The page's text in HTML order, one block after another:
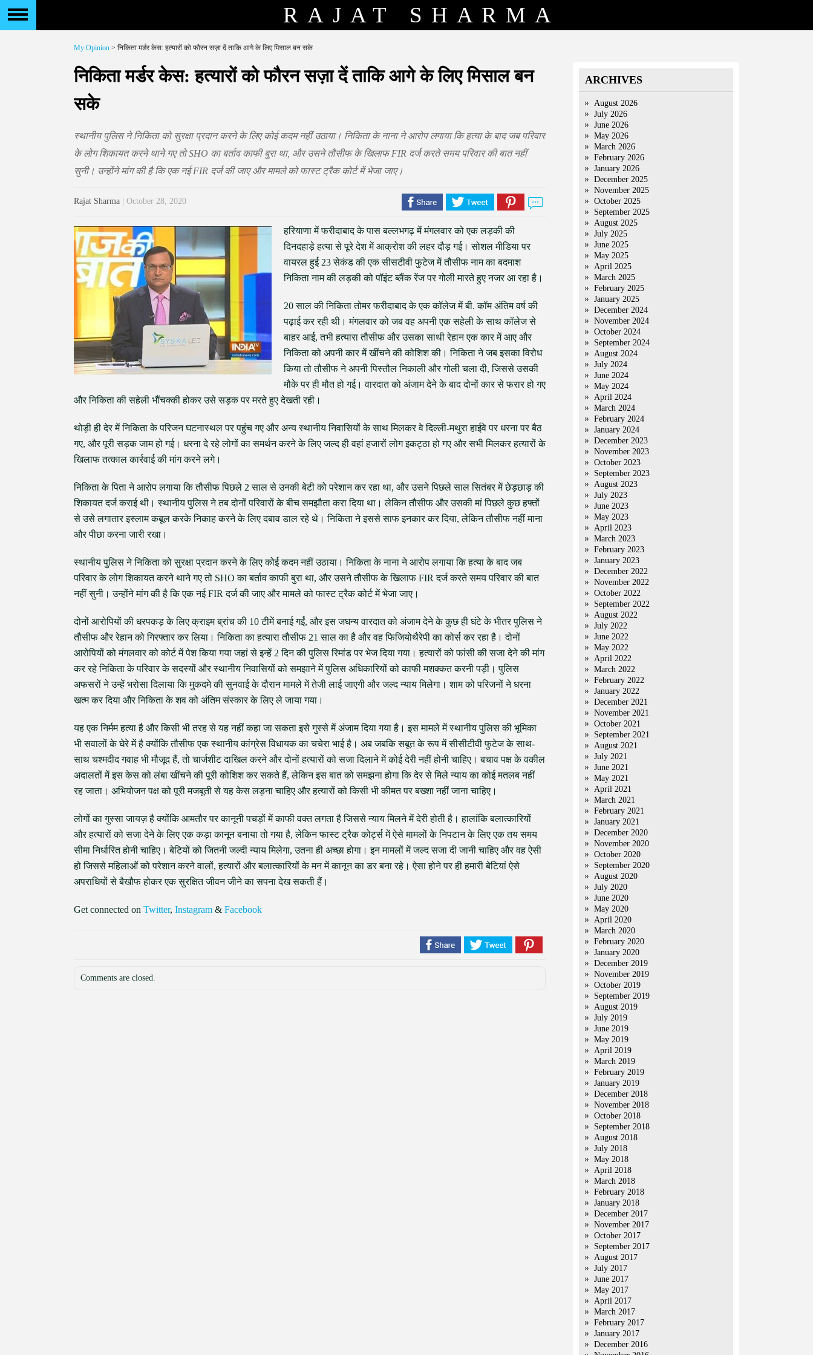
RAJAT SHARMA
My Opinion > निकिता मर्डर केस: हत्यारों को फौरन सज़ा दें ताकि आगे के लिए मिसाल बन सके
निकिता मर्डर केस: हत्यारों को फौरन सज़ा दें ताकि आगे के लिए मिसाल बन
सके
स्थानीय पुलिस ने निकिता को सुरक्षा प्रदान करने के लिए कोई कदम नहीं उठाया। निकिता के नाना ने आरोप लगाया कि हत्या के बाद जब परिवार
के लोग शिकायत करने थाने गए तो SHO का बर्ताव काफी बुरा था, और उसने तौसीफ के खिलाफ FIR दर्ज करते समय परिवार की बात नहीं
सुनी। उन्होंने मांग की है कि एक नई FIR दर्ज की जाए और मामले को फास्ट ट्रैक कोर्ट में भेजा जाए।
Rajat Sharma | October 28, 2020
हरियाणा में फरीदाबाद के पास बल्लभगढ़ में मंगलवार को एक लड़की की
दिनदहाड़े हत्या से पूरे देश में आक्रोश की लहर दौड़ गई। सोशल मीडिया पर
वायरल हुई 23 सेकंड की एक सीसटीवी फुटेज में तौसीफ नाम का बदमाश
निकिता नाम की लड़की को पॉइंट ब्लैंक रेंज पर गोली मारते हुए नजर आ रहा है।
20 साल की निकिता तोमर फरीदाबाद के एक कॉलेज में बी. कॉम अंतिम वर्ष की
पढ़ाई कर रही थी। मंगलवार को जब वह अपनी एक सहेली के साथ कॉलेज से
बाहर आई, तभी हत्यारा तौसीफ और उसका साथी रेहान एक कार में आए और
निकिता को अपनी कार में खींचने की कोशिश की। निकिता ने जब इसका विरोध
किया तो तौसीफ ने अपनी पिस्तौल निकाली और गोली चला दी, जिससे उसकी
मौके पर ही मौत हो गई। वारदात को अंजाम देने के बाद दोनों कार से फरार हो गए
और निकिता की सहेली भौंचक्की होकर उसे सड़क पर मरते हुए देखती रही।
थोड़ी ही देर में निकिता के परिजन घटनास्थल पर पहुंच गए और अन्य स्थानीय निवासियों के साथ मिलकर वे दिल्ली-मथुरा हाईवे पर धरना पर बैठ
गए, और पूरी सड़क जाम हो गई। धरना दे रहे लोगों का समर्थन करने के लिए जल्द ही वहां हजारों लोग इकट्ठा हो गए और सभी मिलकर हत्यारों के
खिलाफ तत्काल कार्रवाई की मांग करने लगे।
निकिता के पिता ने आरोप लगाया कि तौसीफ पिछले 2 साल से उनकी बेटी को परेशान कर रहा था, और उसने पिछले साल सितंबर में छेड़छाड़ की
शिकायत दर्ज कराई थी। स्थानीय पुलिस ने तब दोनों परिवारों के बीच समझौता करा दिया था। लेकिन तौसीफ और उसकी मां पिछले कुछ हफ्तों
से उसे लगातार इस्लाम कबूल करके निकाह करने के लिए दबाव डाल रहे थे। निकिता ने इससे साफ इनकार कर दिया, लेकिन तौसीफ नहीं माना
और पीछा करना जारी रखा।
स्थानीय पुलिस ने निकिता को सुरक्षा प्रदान करने के लिए कोई कदम नहीं उठाया। निकिता के नाना ने आरोप लगाया कि हत्या के बाद जब
परिवार के लोग शिकायत करने थाने गए तो SHO का बर्ताव काफी बुरा था, और उसने तौसीफ के खिलाफ FIR दर्ज करते समय परिवार की बात
नहीं सुनी। उन्होंने मांग की है कि एक नई FIR दर्ज की जाए और मामले को फास्ट ट्रैक कोर्ट में भेजा जाए।
दोनों आरोपियों की धरपकड़ के लिए क्राइम ब्रांच की 10 टीमें बनाई गईं, और इस जघन्य वारदात को अंजाम देने के कुछ ही घंटे के भीतर पुलिस ने
तौसीफ और रेहान को गिरफ्तार कर लिया। निकिता का हत्यारा तौसीफ 21 साल का है और वह फिजियोथैरेपी का कोर्स कर रहा है। दोनों
आरोपियों को मंगलवार को कोर्ट में पेश किया गया जहां से इन्हें 2 दिन की पुलिस रिमांड पर भेज दिया गया। हत्यारों को फांसी की सजा देने की मांग
कर रहे निकिता के परिवार के सदस्यों और स्थानीय निवासियों को समझाने में पुलिस अधिकारियों को काफी मशक्कत करनी पड़ी। पुलिस
अफसरों ने उन्हें भरोसा दिलाया कि मुकदमे की सुनवाई के दौरान मामले में तेजी लाई जाएगी और जल्द न्याय मिलेगा। शाम को परिजनों ने धरना
खत्म कर दिया और निकिता के शव को अंतिम संस्कार के लिए ले जाया गया।
यह एक निर्मम हत्या है और किसी भी तरह से यह नहीं कहा जा सकता इसे गुस्से में अंजाम दिया गया है। इस मामले में स्थानीय पुलिस की भूमिका
भी सवालों के घेरे में है क्योंकि तौसीफ एक स्थानीय कांग्रेस विधायक का चचेरा भाई है। अब जबकि सबूत के रूप में सीसीटीवी फुटेज के साथ-
साथ चश्मदीद गवाह भी मौजूद हैं, तो चार्जशीट दाखिल करने और दोनों हत्यारों को सजा दिलाने में कोई देरी नहीं होनी चाहिए। बचाव पक्ष के वकील
अदालतों में इस केस को लंबा खींचने की पूरी कोशिश कर सकते हैं, लेकिन इस बात को समझना होगा कि देर से मिले न्याय का कोई मतलब नहीं
रह जाता। अभियोजन पक्ष को पूरी मजबूती से यह केस लड़ना चाहिए और हत्यारों को किसी भी कीमत पर बख्शा नहीं जाना चाहिए।
लोगों का गुस्सा जायज़ है क्योंकि आमतौर पर कानूनी पचड़ों में काफी वक्त लगता है जिससे न्याय मिलने में देरी होती है। हालांकि बलात्कारियों
और हत्यारों को सजा देने के लिए एक कड़ा कानून बनाया तो गया है, लेकिन फास्ट ट्रैक कोर्ट्स में ऐसे मामलों के निपटान के लिए एक तय समय
सीमा निर्धारित होनी चाहिए। बेटियों को जितनी जल्दी न्याय मिलेगा, उतना ही अच्छा होगा। इन मामलों में जल्द सजा दी जानी चाहिए और वह ऐसी
हो जिससे महिलाओं को परेशान करने वालों, हत्यारों और बलात्कारियों के मन में कानून का डर बना रहे। ऐसा होने पर ही हमारी बेटियां ऐसे
अपराधियों से बैखौफ होकर एक सुरक्षित जीवन जीने का सपना देख सकती हैं।
Get connected on Twitter, Instagram & Facebook
Comments are closed.
ARCHIVES
August 2026
July 2026
June 2026
May 2026
March 2026
February 2026
January 2026
December 2025
November 2025
October 2025
September 2025
August 2025
July 2025
June 2025
May 2025
April 2025
March 2025
February 2025
January 2025
December 2024
November 2024
October 2024
September 2024
August 2024
July 2024
June 2024
May 2024
April 2024
March 2024
February 2024
January 2024
December 2023
November 2023
October 2023
September 2023
August 2023
July 2023
June 2023
May 2023
April 2023
March 2023
February 2023
January 2023
December 2022
November 2022
October 2022
September 2022
August 2022
July 2022
June 2022
May 2022
April 2022
March 2022
February 2022
January 2022
December 2021
November 2021
October 2021
September 2021
August 2021
July 2021
June 2021
May 2021
April 2021
March 2021
February 2021
January 2021
December 2020
November 2020
October 2020
September 2020
August 2020
July 2020
June 2020
May 2020
April 2020
March 2020
February 2020
January 2020
December 2019
November 2019
October 2019
September 2019
August 2019
July 2019
June 2019
May 2019
April 2019
March 2019
February 2019
January 2019
December 2018
November 2018
October 2018
September 2018
August 2018
July 2018
May 2018
April 2018
March 2018
February 2018
January 2018
December 2017
November 2017
October 2017
September 2017
August 2017
July 2017
June 2017
May 2017
April 2017
March 2017
February 2017
January 2017
December 2016